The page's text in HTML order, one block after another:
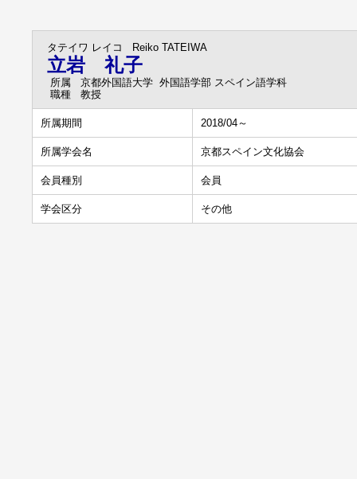
タテイワ レイコ Reiko TATEIWA
立岩 礼子
所属
京都外国語大学 外国語学部 スペイン語学科
職種
教授
所属期間 2018/04～
所属学会名 京都スペイン文化協会
会員種別 会員
学会区分 その他